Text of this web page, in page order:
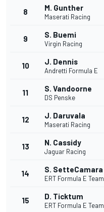
8 M. Gunther
Maserati Racing
9 S. Buemi
Virgin Racing
10 J. Dennis
Andretti Formula E
11 S. Vandoorne
DS Penske
12 J. Daruvala
Maserati Racing
13 N. Cassidy
Jaguar Racing
14 S. SetteCamara
ERT Formula E Team
15 D. Ticktum
ERT Formula E Team